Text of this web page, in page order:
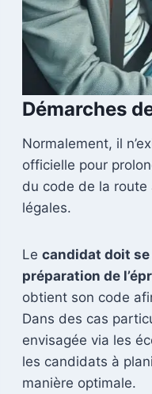
Démarches
Normalement, il
officielle pour
du code de la
légales.
Le candidat doit
préparation de
obtient son code
Dans des cas
envisagée via les
les candidats à
manière optimale.